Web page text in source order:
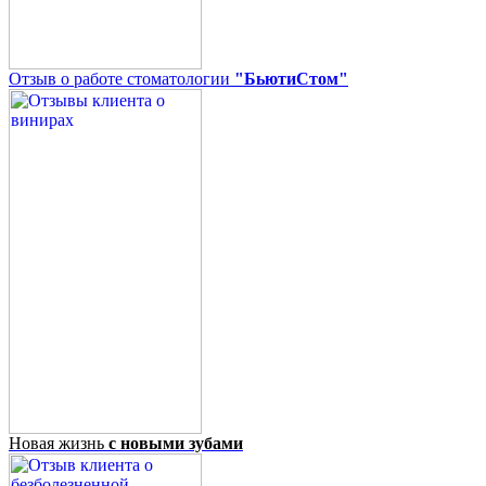
Отзыв о работе стоматологии "БьютиСтом"
Новая жизнь с новыми зубами